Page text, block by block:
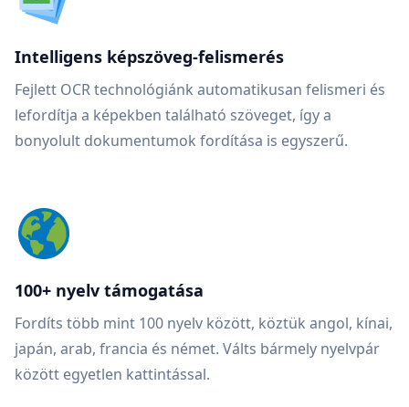
Intelligens képszöveg-felismerés
Fejlett OCR technológiánk automatikusan felismeri és
lefordítja a képekben található szöveget, így a
bonyolult dokumentumok fordítása is egyszerű.
100+ nyelv támogatása
Fordíts több mint 100 nyelv között, köztük angol, kínai,
japán, arab, francia és német. Válts bármely nyelvpár
között egyetlen kattintással.